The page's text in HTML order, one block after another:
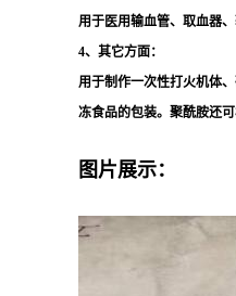
用于医用输血管、取血器、
4、其它方面：
用于制作一次性打火机体
冻食品的包装。聚酰胺还
图片展示：